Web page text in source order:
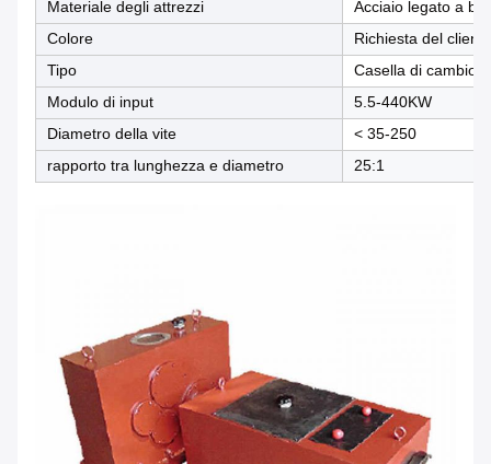
Materiale degli attrezzi
Acciaio legato a
Colore
Richiesta del cliente
Tipo
Casella di cambio
Modulo di input
5.5-440KW
Diametro della vite
< 35-250
rapporto tra lunghezza e diametro
25:1